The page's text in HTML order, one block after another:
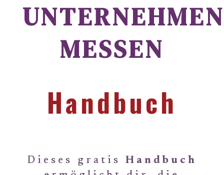
MESSEN
Handbuch
Dieses gratis Handbuch